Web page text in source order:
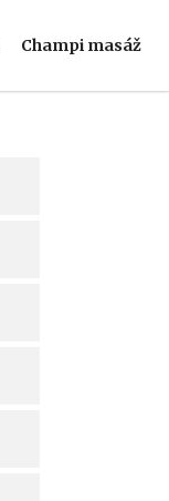
Champi masáž